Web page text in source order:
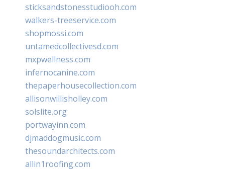
sticksandstonesstudiooh.com
walkers-treeservice.com
shopmossi.com
untamedcollectivesd.com
mxpwellness.com
infernocanine.com
thepaperhousecollection.com
allisonwillisholley.com
solslite.org
portwayinn.com
djmaddogmusic.com
thesoundarchitects.com
allin1roofing.com